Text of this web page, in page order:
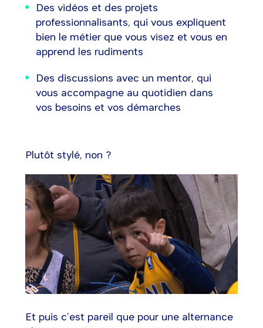
Des vidéos et des projets
professionnalisants, qui vous expliquent
bien le métier que vous visez et vous en
apprend les rudiments
Des discussions avec un mentor, qui
vous accompagne au quotidien dans
vos besoins et vos démarches
Plutôt stylé, non ?
Et puis c’est pareil que pour une alternance